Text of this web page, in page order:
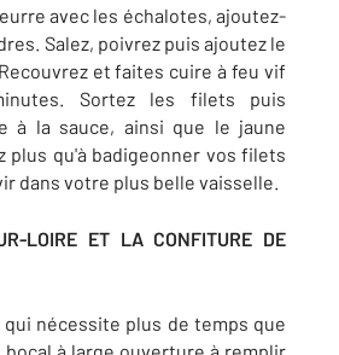
avec les échalotes, ajoutez-
Salez, poivrez puis ajoutez le
et faites cuire à feu vif
Sortez les filets puis
à la sauce, ainsi que le jaune
plus qu'à badigeonner vos filets
dans votre plus belle vaisselle.
LOIRE ET LA CONFITURE DE
nécessite plus de temps que